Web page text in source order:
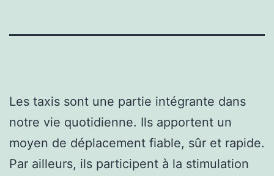
Les taxis sont une partie intégrante dans
notre vie quotidienne. Ils apportent un
moyen de déplacement fiable, sûr et rapide.
Par ailleurs, ils participent à la stimulation